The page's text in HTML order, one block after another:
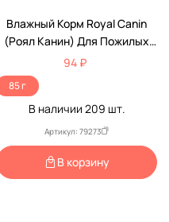
Влажный Корм Royal Canin
(Роял Канин) Для Пожилых
Кошек Старше 12 Лет
Аппетитные Кусочки В Желе
Feline Health Nutrition Ageing
12+ Jelly 85г (1*12)
94 ₽
85 г
В наличии 209 шт.
Артикул: 79273
В корзину